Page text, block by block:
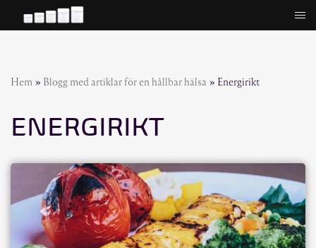
Hem » Blogg med artiklar för en hållbar hälsa » Energirikt
ENERGIRIKT